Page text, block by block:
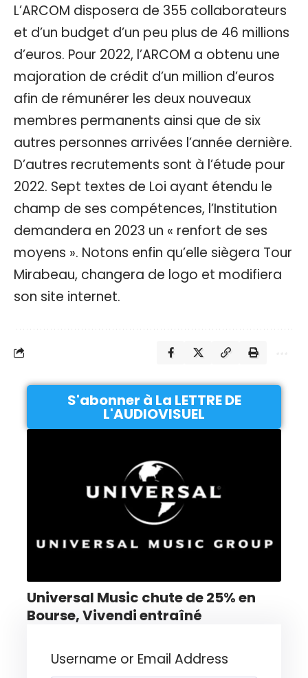
L’ARCOM disposera de 355 collaborateurs
et d’un budget d’un peu plus de 46 millions
d’euros. Pour 2022, l’ARCOM a obtenu une
majoration de crédit d’un million d’euros
afin de rémunérer les deux nouveaux
membres permanents ainsi que de six
autres personnes arrivées l’année dernière.
D’autres recrutements sont à l’étude pour
2022. Sept textes de Loi ayant étendu le
champ de ses compétences, l’Institution
demandera en 2023 un « renfort de ses
moyens ». Notons enfin qu’elle siègera Tour
Mirabeau, changera de logo et modifiera
son site internet.
S'abonner à La LETTRE DE
L'AUDIOVISUEL
Universal Music chute de 25% en
Bourse, Vivendi entraîné
Username or Email Address